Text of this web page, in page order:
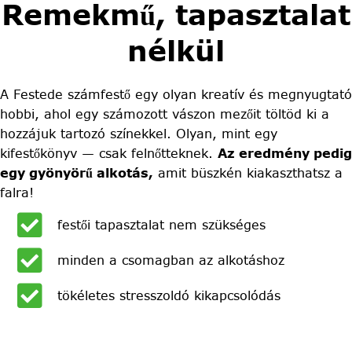
Remekmű, tapasztalat
nélkül
A Festede számfestő egy olyan kreatív és megnyugtató
hobbi, ahol egy számozott vászon mezőit töltöd ki a
hozzájuk tartozó színekkel. Olyan, mint egy
kifestőkönyv — csak felnőtteknek. Az eredmény pedig
egy gyönyörű alkotás, amit büszkén kiakaszthatsz a
falra!
festői tapasztalat nem szükséges
minden a csomagban az alkotáshoz
tökéletes stresszoldó kikapcsolódás